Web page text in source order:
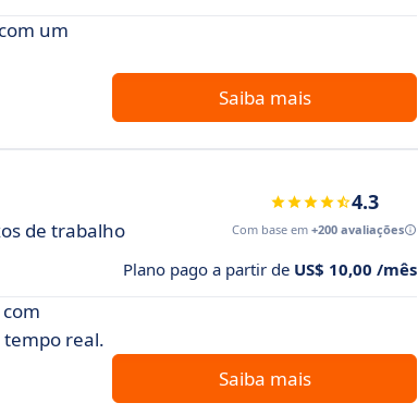
um
Saiba mais
de trabalho
4.3
Com base em +200 avaliações
Plano pago a partir de US$ 10,00 /mês
real.
Saiba mais